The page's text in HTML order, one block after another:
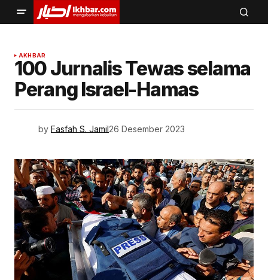
AKHBAR
100 Jurnalis Tewas selama
Perang Israel-Hamas
by Fasfah S. Jamil26 Desember 2023